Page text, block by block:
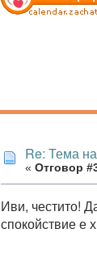
Re: Тема
« Отговор
Иви, честито!
спокойствие е